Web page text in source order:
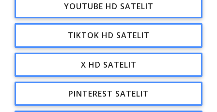
YOUTUBE HD SATELIT
TIKTOK HD SATELIT
X HD SATELIT
PINTEREST SATELIT